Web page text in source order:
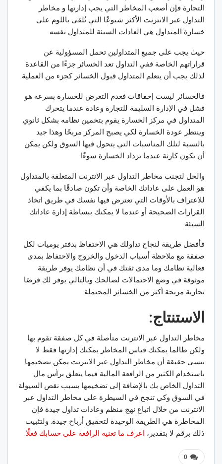
التجارة فإن أصعب المخاطر التي يجب إدارتها و مخاطر
التداول عبر الانترنت الأكثر شيوعًا التي تُلقى باللوم على
خسارة المتداول هي العادات السيئة للمتداول نفسه.
حيث يجب على جميع المتداولين تحمل المسؤولية عن
قراراتهم الخاصة ففي التداول تعد الخسائر جزءًا من القاعدة
لذلك يجب أن يتعلم المتداول قبول الخسائر كجزء من العملية.
فالخسائر ليست إخفاقات فعدم التعرض للخسارة بسرعة هو
فشل في الإدارة السليمة للتجارة وعادة عندما يتحرك
المتداول في مركز الخسارة يقوم بتخمين نظامه بشكل ثانوي
وينتظر عودة الخسارة لكي يصبح المركز مربحًا وهذا جيد
بالنسبة لتلك المناسبات التي يتحول فيها السوق ولكن يمكن
أن تكون كارثة عندما تزداد الخسارة سوءًا.
والحل لتجنب مخاطر التداول عبر الانترنت المتعلقة بالمتداول
هو العمل على عاداتك الخاصة وأن تكون صادقًا بما يكفي
للاعتراف بالأوقات التي تعترض فيها نفسك في طريق اتخاذ
القرارات الصحيحة أو عندما لا يمكنك ببساطة إدارة عاداتك
السيئة.
فأفضل طريقة لنجاح تداولك هي الاحتفاظ بدفتر يوميات لكل
صفقة مع ملاحظة أسباب الدخول والخروج والاحتفاظ بمدى
فعالية نظامك وما مدى ثقتك في أن نظامك يوفر طريقة
موثوقة في وضع الاحتمالات لصالحك وبالتالي يوفر لك فرصًا
تجارية مربحة أكثر من الخسائر المحتملة.
الاستنتاج:
مخاطر التداول عبر الانترنت متأصلة في كل صفقة تقوم بها
ولكن طالما يمكنك قياس المخاطر يمكنك إدارتها فقط لا
تنسى حقيقة أن مخاطر التداول عبر الانترنت يمكن تضخيمها
باستخدام الكثير من الرافعة المالية فيما يتعلق برأس مال
التداول الخاص بك بالإضافة إلى تضخيمها بسبب نقص السيولة
في السوق وكي تنجح في السيطرة على مخاطر التداول عبر
الانترنت من خلال اتباع نهج منظم وعادات تداول جيدة فإن
المخاطرة هي الطريقة الوحيدة لتحقيق أرباح جيدة. ولتثبيت
ذلك برقم لا بتقدير، اعرف ما تعنيه الرافعة على حسابك فعلًا.
0